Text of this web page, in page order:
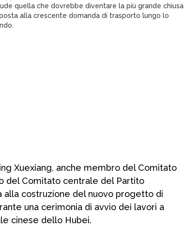
quella che dovrebbe diventare la più grande chiusa
alla crescente domanda di trasporto lungo lo
Xuexiang, anche membro del Comitato
del Comitato centrale del Partito
alla costruzione del nuovo progetto di
una cerimonia di avvio dei lavori a
cinese dello Hubei.